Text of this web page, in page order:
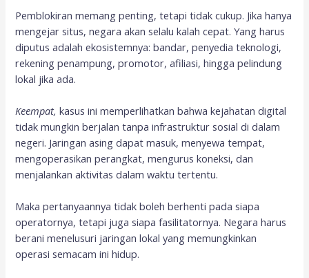
Pemblokiran memang penting, tetapi tidak cukup. Jika hanya
mengejar situs, negara akan selalu kalah cepat. Yang harus
diputus adalah ekosistemnya: bandar, penyedia teknologi,
rekening penampung, promotor, afiliasi, hingga pelindung
lokal jika ada.
Keempat, kasus ini memperlihatkan bahwa kejahatan digital
tidak mungkin berjalan tanpa infrastruktur sosial di dalam
negeri. Jaringan asing dapat masuk, menyewa tempat,
mengoperasikan perangkat, mengurus koneksi, dan
menjalankan aktivitas dalam waktu tertentu.
Maka pertanyaannya tidak boleh berhenti pada siapa
operatornya, tetapi juga siapa fasilitatornya. Negara harus
berani menelusuri jaringan lokal yang memungkinkan
operasi semacam ini hidup.